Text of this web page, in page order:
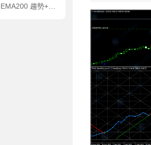
EMA200 趨勢+加